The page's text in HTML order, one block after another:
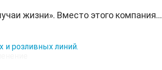
жизни». Вместо этого компания...
и розливных линий.